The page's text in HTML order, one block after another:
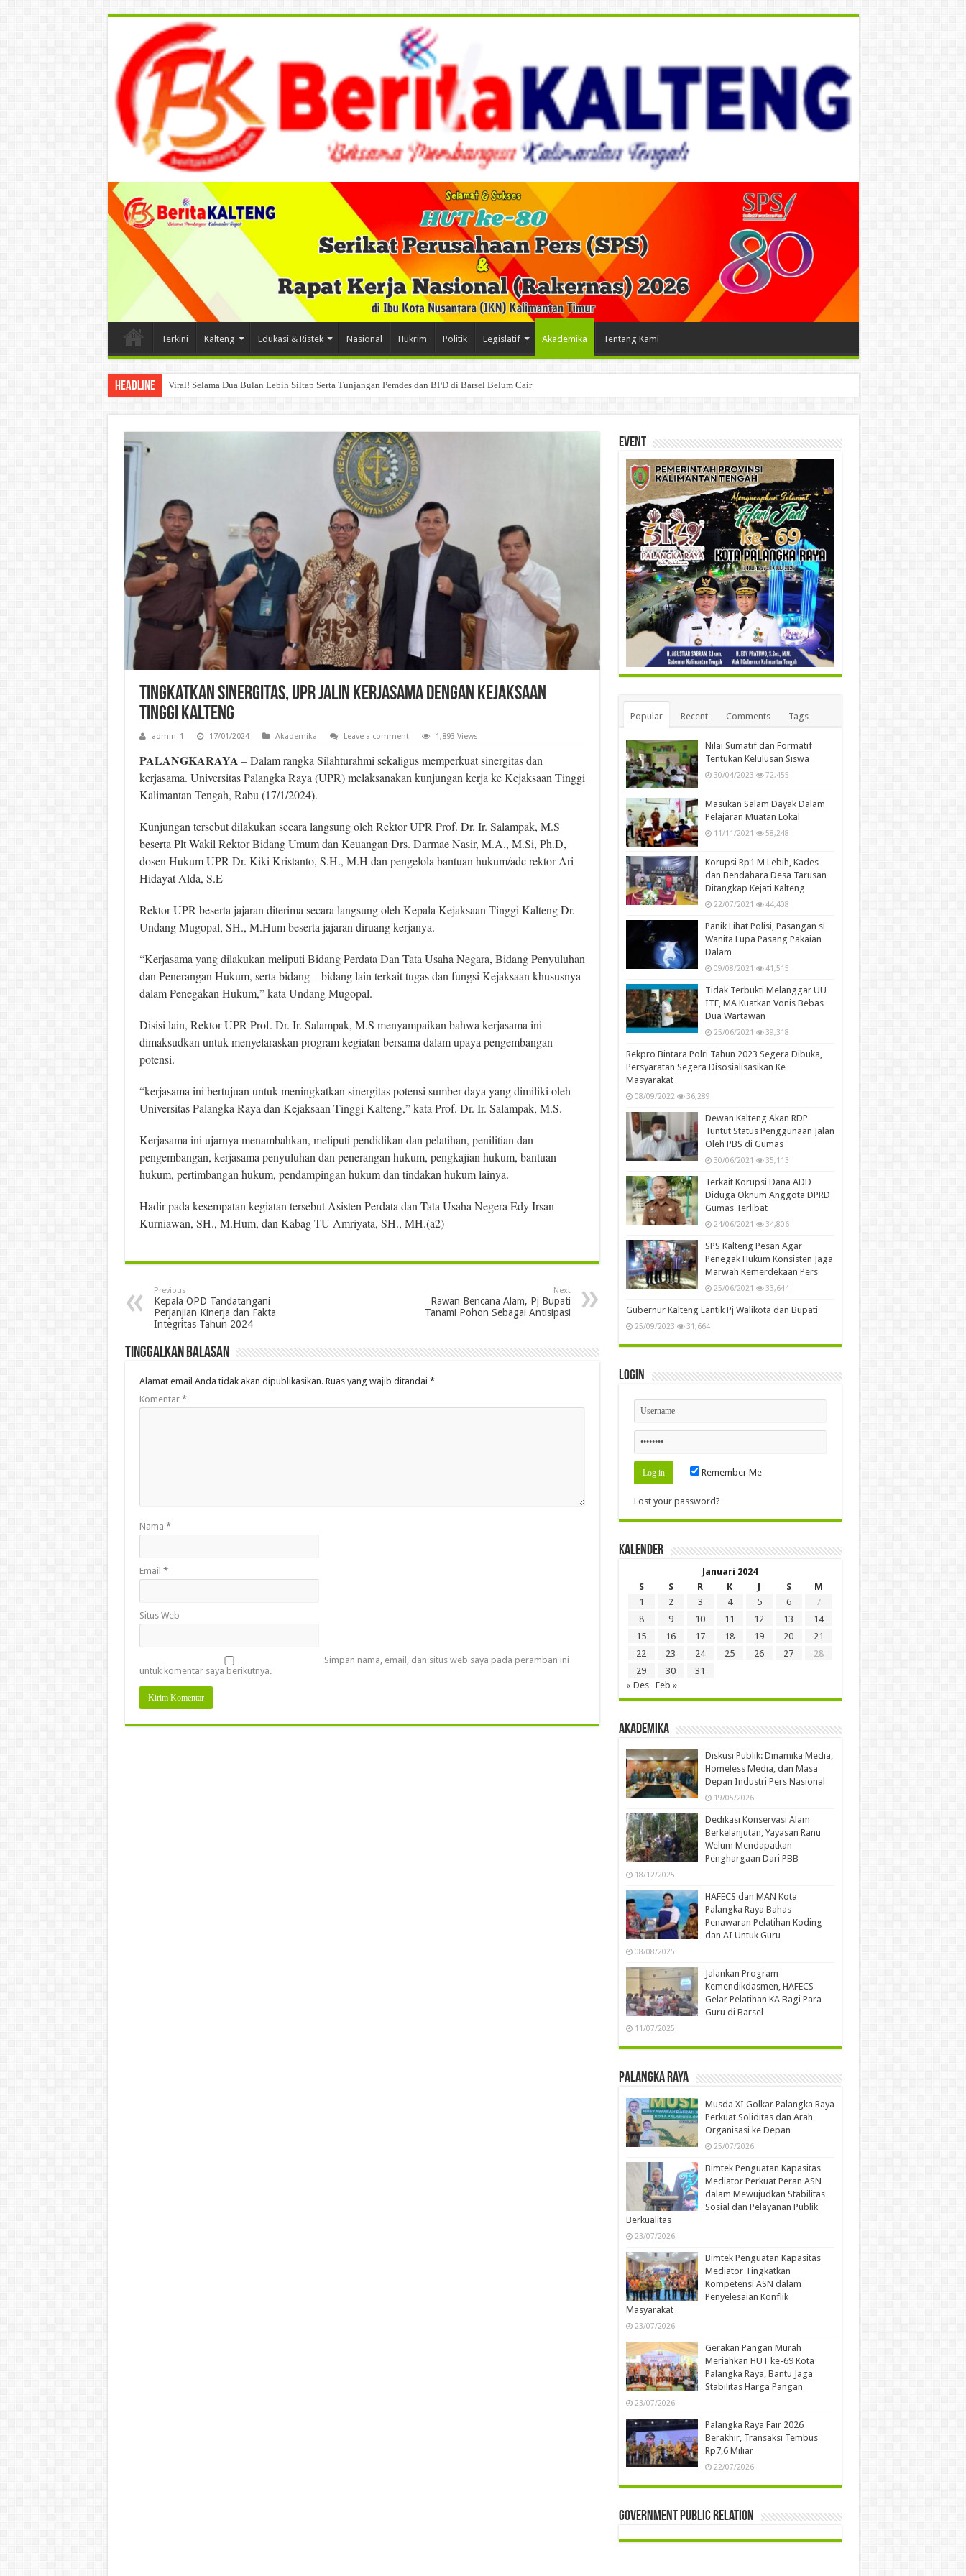
Terkini Kalteng Edukasi & Ristek Nasional Hukrim Politik Legislatif Akademika Tentang Kami
Headline Viral! Selama Dua Bulan Lebih Siltap Serta Tunjangan Pemdes dan BPD di Barsel Belum Cair
Tingkatkan Sinergitas, UPR Jalin Kerjasama dengan Kejaksaan
Tinggi Kalteng
admin_1 17/01/2024 Akademika Leave a comment 1,893 Views
PALANGKARAYA – Dalam rangka Silahturahmi sekaligus memperkuat sinergitas dan
kerjasama. Universitas Palangka Raya (UPR) melaksanakan kunjungan kerja ke Kejaksaan Tinggi
Kalimantan Tengah, Rabu (17/1/2024).
Kunjungan tersebut dilakukan secara langsung oleh Rektor UPR Prof. Dr. Ir. Salampak, M.S
beserta Plt Wakil Rektor Bidang Umum dan Keuangan Drs. Darmae Nasir, M.A., M.Si, Ph.D,
dosen Hukum UPR Dr. Kiki Kristanto, S.H., M.H dan pengelola bantuan hukum/adc rektor Ari
Hidayat Alda, S.E
Rektor UPR beserta jajaran diterima secara langsung oleh Kepala Kejaksaan Tinggi Kalteng Dr.
Undang Mugopal, SH., M.Hum beserta jajaran diruang kerjanya.
“Kerjasama yang dilakukan meliputi Bidang Perdata Dan Tata Usaha Negara, Bidang Penyuluhan
dan Penerangan Hukum, serta bidang – bidang lain terkait tugas dan fungsi Kejaksaan khususnya
dalam Penegakan Hukum,” kata Undang Mugopal.
Disisi lain, Rektor UPR Prof. Dr. Ir. Salampak, M.S menyampaikan bahwa kerjasama ini
dimaksudkan untuk menyelaraskan program kegiatan bersama dalam upaya pengembangan
potensi.
“kerjasama ini bertujuan untuk meningkatkan sinergitas potensi sumber daya yang dimiliki oleh
Universitas Palangka Raya dan Kejaksaan Tinggi Kalteng,” kata Prof. Dr. Ir. Salampak, M.S.
Kerjasama ini ujarnya menambahkan, meliputi pendidikan dan pelatihan, penilitian dan
pengembangan, kerjasama penyuluhan dan penerangan hukum, pengkajian hukum, bantuan
hukum, pertimbangan hukum, pendampingan hukum dan tindakan hukum lainya.
Hadir pada kesempatan kegiatan tersebut Asisten Perdata dan Tata Usaha Negera Edy Irsan
Kurniawan, SH., M.Hum, dan Kabag TU Amriyata, SH., MH.(a2)
Previous
Kepala OPD Tandatangani
Perjanjian Kinerja dan Fakta
Integritas Tahun 2024
Next
Rawan Bencana Alam, Pj Bupati
Tanami Pohon Sebagai Antisipasi
Tinggalkan Balasan
Alamat email Anda tidak akan dipublikasikan. Ruas yang wajib ditandai *
Komentar *
Nama *
Email *
Situs Web
Simpan nama, email, dan situs web saya pada peramban ini
untuk komentar saya berikutnya.
Event
Popular Recent Comments Tags
Nilai Sumatif dan Formatif
Tentukan Kelulusan Siswa
30/04/2023 72,455
Masukan Salam Dayak Dalam
Pelajaran Muatan Lokal
11/11/2021 58,248
Korupsi Rp1 M Lebih, Kades
dan Bendahara Desa Tarusan
Ditangkap Kejati Kalteng
22/07/2021 44,408
Panik Lihat Polisi, Pasangan si
Wanita Lupa Pasang Pakaian
Dalam
09/08/2021 41,515
Tidak Terbukti Melanggar UU
ITE, MA Kuatkan Vonis Bebas
Dua Wartawan
25/06/2021 39,318
Rekpro Bintara Polri Tahun 2023 Segera Dibuka,
Persyaratan Segera Disosialisasikan Ke
Masyarakat
08/09/2022 36,289
Dewan Kalteng Akan RDP
Tuntut Status Penggunaan Jalan
Oleh PBS di Gumas
30/06/2021 35,113
Terkait Korupsi Dana ADD
Diduga Oknum Anggota DPRD
Gumas Terlibat
24/06/2021 34,806
SPS Kalteng Pesan Agar
Penegak Hukum Konsisten Jaga
Marwah Kemerdekaan Pers
25/06/2021 33,644
Gubernur Kalteng Lantik Pj Walikota dan Bupati
25/09/2023 31,664
Login
Remember Me
Lost your password?
Kalender
Januari 2024
S
S R K J S
M
1
2 3 4 5 6
7
8
9 10 11 12 13
14
15
16 17 18 19 20
21
22
23 24 25 26 27
28
29
30
31
« Des
Feb »
Akademika
Diskusi Publik: Dinamika Media,
Homeless Media, dan Masa
Depan Industri Pers Nasional
19/05/2026
Dedikasi Konservasi Alam
Berkelanjutan, Yayasan Ranu
Welum Mendapatkan
Penghargaan Dari PBB
18/12/2025
HAFECS dan MAN Kota
Palangka Raya Bahas
Penawaran Pelatihan Koding
dan AI Untuk Guru
08/08/2025
Jalankan Program
Kemendikdasmen, HAFECS
Gelar Pelatihan KA Bagi Para
Guru di Barsel
11/07/2025
Palangka Raya
Musda XI Golkar Palangka Raya
Perkuat Soliditas dan Arah
Organisasi ke Depan
25/07/2026
Bimtek Penguatan Kapasitas
Mediator Perkuat Peran ASN
dalam Mewujudkan Stabilitas
Sosial dan Pelayanan Publik
Berkualitas
23/07/2026
Bimtek Penguatan Kapasitas
Mediator Tingkatkan
Kompetensi ASN dalam
Penyelesaian Konflik
Masyarakat
23/07/2026
Gerakan Pangan Murah
Meriahkan HUT ke-69 Kota
Palangka Raya, Bantu Jaga
Stabilitas Harga Pangan
23/07/2026
Palangka Raya Fair 2026
Berakhir, Transaksi Tembus
Rp7,6 Miliar
22/07/2026
Government Public Relation